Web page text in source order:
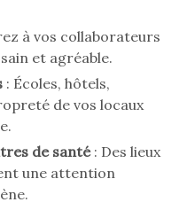
à vos collaborateurs
et agréable.
: Écoles, hôtels,
de vos locaux
de santé: Des lieux
une attention